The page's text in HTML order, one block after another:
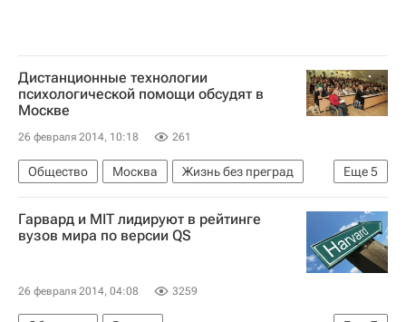
Дистанционные технологии
психологической помощи обсудят в
Москве
26 февраля 2014, 10:18 261
Еще5
Общество Москва
Жизнь без преград
Центральный ФО
Весь мир
Европа
Здоровье
Россия
Гарвард и MIT лидируют в рейтинге
вузов мира по версии QS
26 февраля 2014, 04:08 3259